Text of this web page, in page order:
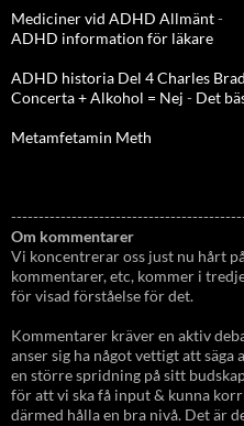
Mediciner vid ADHD Allmänt-
ADHD information för läkare
ADHD historia Del 4 Charles
Concerta + Alkohol = Nej - Det
Metamfetamin Meth
Om kommentarer
Vi koncentrerar oss just nu hårt
kommentarer, etc, kommer i
för visad förståelse för det.
Kommentarer kräver en aktiv
anser sig ha något vettigt att säga
en större spridning på sitt
för att vi ska få input & kunna
därmed hålla en bra nivå. Det är